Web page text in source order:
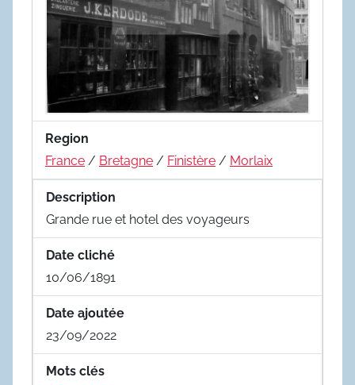
Region
France / Bretagne / Finistère / Morlaix
Description
Grande rue et hotel des voyageurs
Date cliché
10/06/1891
Date ajoutée
23/09/2022
Mots clés